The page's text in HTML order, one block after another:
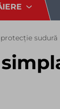
sudură